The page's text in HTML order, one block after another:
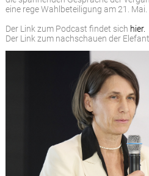
eine rege Wahlbeteiligung am 21. Mai.
Der Link zum Podcast findet sich hier.
Der Link zum nachschauen der